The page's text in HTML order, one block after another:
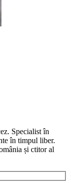
Specialist în
în timpul liber.
și ctitor al